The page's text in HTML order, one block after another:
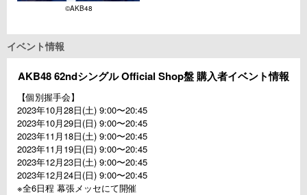
©︎AKB48
イベント情報
AKB48 62ndシングル Official Shop盤 購⼊者イベント情報
【個別握⼿会】
2023年10⽉28⽇(⼟) 9:00〜20:45
2023年10⽉29⽇(⽇) 9:00〜20:45
2023年11⽉18⽇(⼟) 9:00〜20:45
2023年11⽉19⽇(⽇) 9:00〜20:45
2023年12⽉23⽇(⼟) 9:00〜20:45
2023年12⽉24⽇(⽇) 9:00〜20:45
※全6⽇程 幕張メッセにて開催